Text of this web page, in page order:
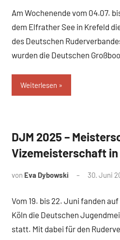
Am Wochenende vom 04.07.
dem Elfrather See in Krefeld
des Deutschen
wurden die Deutschen
Weiterlesen
News
DJM 2025 –
Vizemeisterschaft in
von Eva Dybowski 30. Juni
Vom 19. bis 22. Juni fanden
Köln die Deutschen
statt. Mit dabei für den